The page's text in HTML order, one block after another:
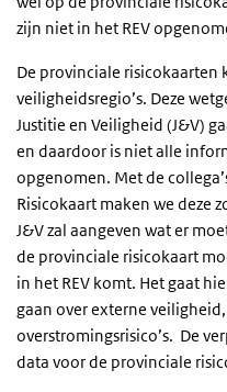
zijn niet in het REV
De provinciale risicokaarten
veiligheidsregio’s. Deze
Justitie en Veiligheid (J&V)
en daardoor is niet alle
opgenomen. Met de
Risicokaart maken we deze
J&V zal aangeven wat er
de provinciale risicokaart
in het REV komt. Het gaat
gaan over externe
overstromingsrisico’s. De
data voor de provinciale